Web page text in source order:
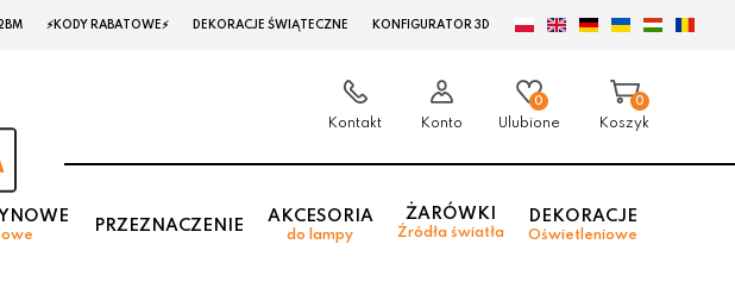
⚡KODY RABATOWE⚡ DEKORACJE ŚWIĄTECZNE KONFIGURATOR 3D
Kontakt Konto
0
Ulubione
0
Koszyk
PRZEZNACZENIE
AKCESORIA
do lampy
ŻARÓWKI
Źródła światła
DEKORACJE
Oświetleniowe